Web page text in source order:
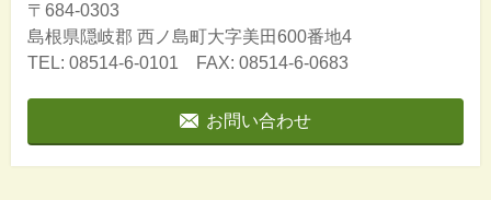
〒684-0303
島根県隠岐郡 西ノ島町大字美田600番地4
TEL: 08514-6-0101 FAX: 08514-6-0683
お問い合わせ